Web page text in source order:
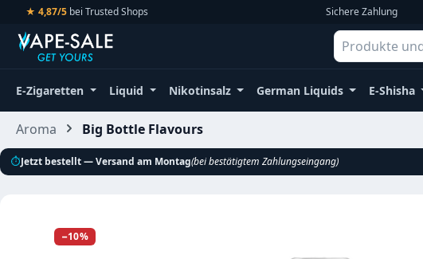
Hauptinhalt springen
Zur Suche springen
Zur Hauptnavigation springen
★ 4,87/5 bei Trusted Shops Sichere Zahlung
E-Zigaretten Liquid Nikotinsalz German Liquids E-Shisha
Aroma Big Bottle Flavours
⏱Jetzt bestellt — Versand am Montag(bei bestätigtem Zahlungseingang)
Bildergalerie überspringen
−10%